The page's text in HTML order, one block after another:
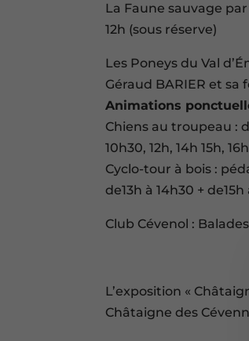
La Faune sauvage
12h (sous réserve)
Les Poneys du Val
Géraud BARIER et sa
Animations
Chiens au troupeau :
10h30, 12h, 14h 15h,
Cyclo-tour à bois :
de13h à 14h30 + de15h
Club Cévenol :
L’exposition «
Châtaigne des